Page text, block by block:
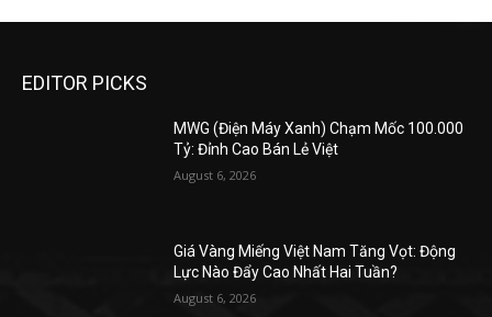
EDITOR PICKS
MWG (Điện Máy Xanh) Chạm Mốc 100.000
Tỷ: Đỉnh Cao Bán Lẻ Việt
August 6, 2026
Giá Vàng Miếng Việt Nam Tăng Vọt: Động
Lực Nào Đẩy Cao Nhất Hai Tuần?
August 6, 2026